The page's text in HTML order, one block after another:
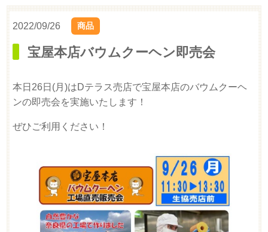
2022/09/26 商品
宝屋本店バウムクーヘン即売会
本日26日(月)はDテラス売店で宝屋本店のバウムクーヘ
ンの即売会を実施いたします！
ぜひご利用ください！